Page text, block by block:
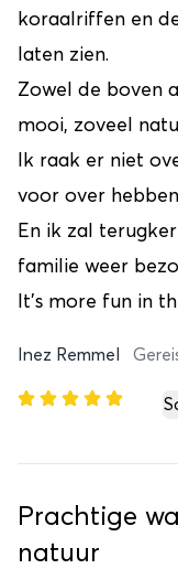
koraalriffen en
laten zien.
Zowel de boven
mooi, zoveel
Ik raak er niet
voor over
En ik zal
familie weer
It's more fun in
Inez Remmel
Prachtige
natuur